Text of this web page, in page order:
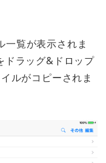
一覧が表示されま
ドラッグ&ドロップ
ルがコピーされま